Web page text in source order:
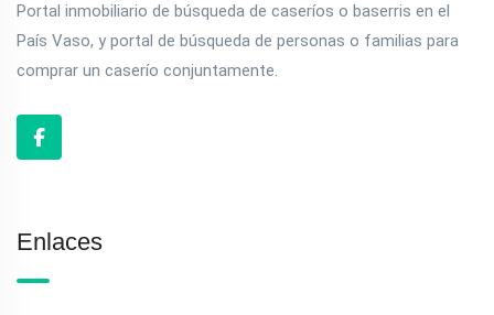
Portal inmobiliario de búsqueda de caseríos o baserris en el
País Vaso, y portal de búsqueda de personas o familias para
comprar un caserío conjuntamente.
Enlaces